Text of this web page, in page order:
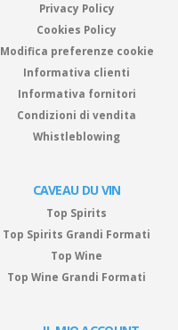
Privacy Policy
Cookies Policy
Modifica preferenze cookie
Informativa clienti
Informativa fornitori
Condizioni di vendita
Whistleblowing
CAVEAU DU VIN
Top Spirits
Top Spirits Grandi Formati
Top Wine
Top Wine Grandi Formati